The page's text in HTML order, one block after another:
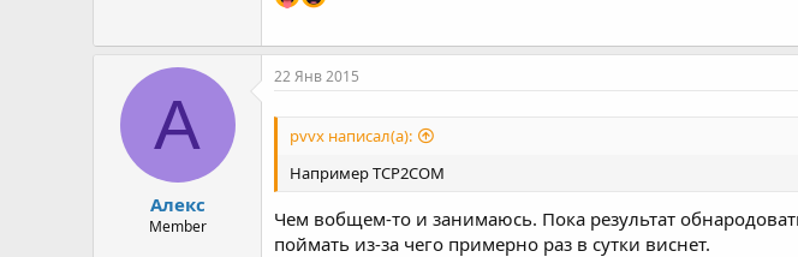
А
Алекс
Member
22 Янв 2015
pvvx написал(а):
Например TCP2COM
Чем вобщем-то и занимаюсь. Пока результат
поймать из-за чего примерно раз в сутки виснет.